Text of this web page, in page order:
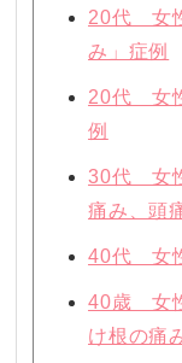
20代 女
み」症例
20代 女
例
30代 女
痛み、頭
40代 女
40歳 女
け根の痛